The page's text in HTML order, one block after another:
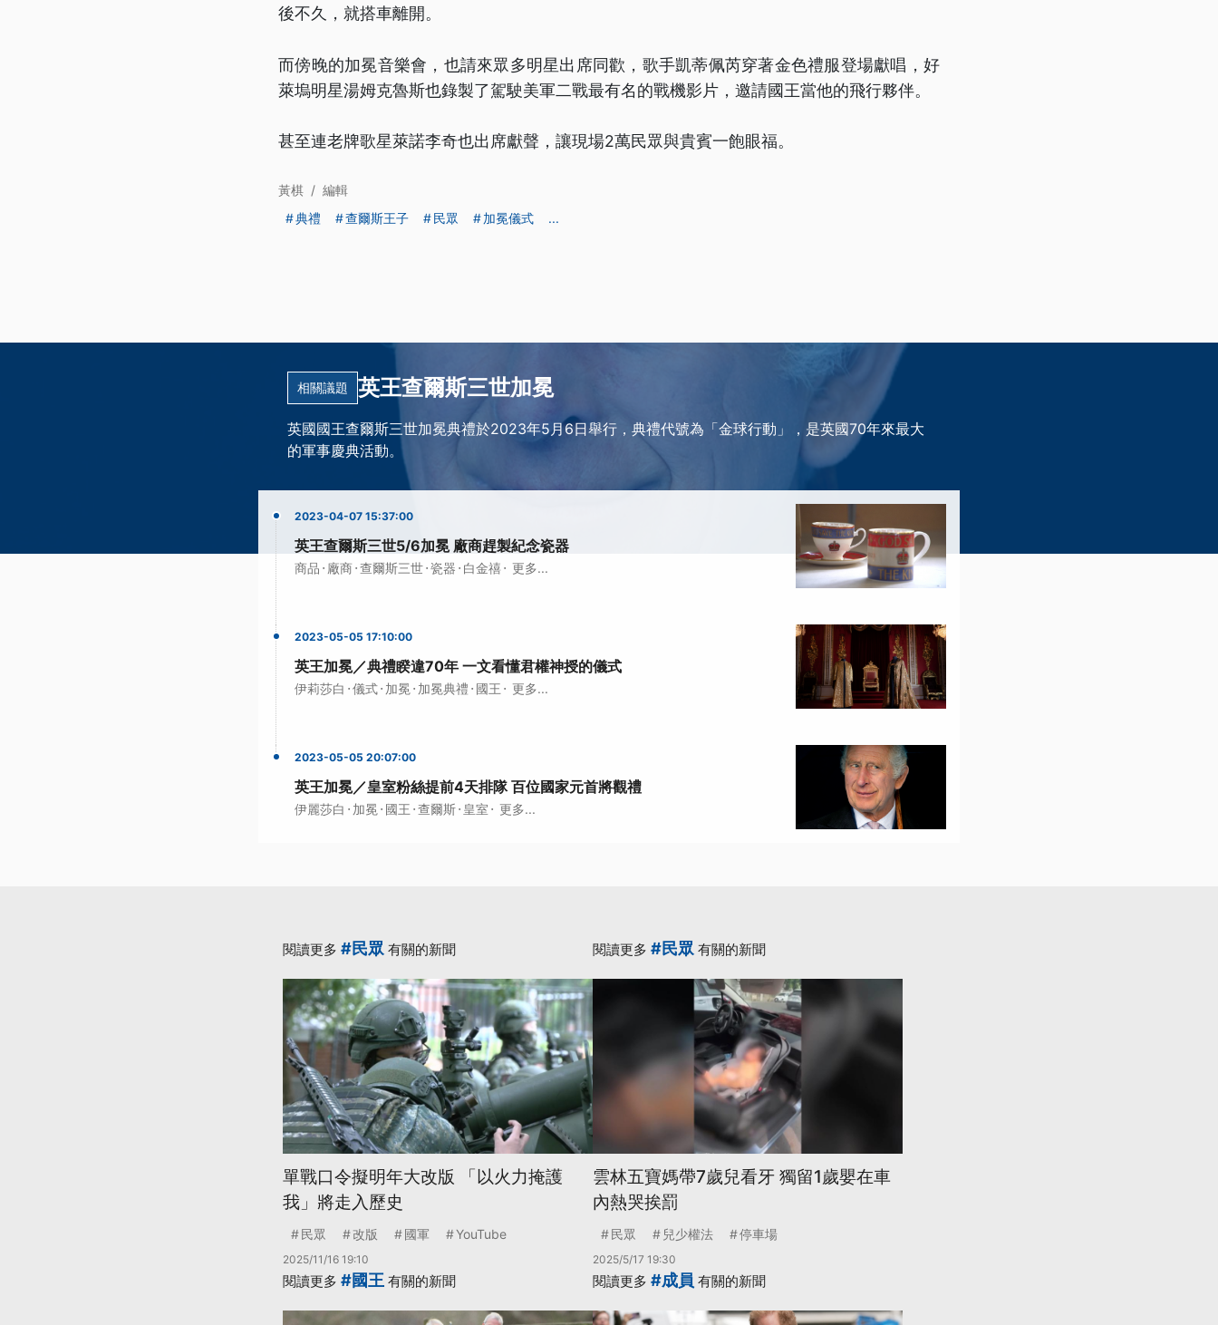
後不久，就搭車離開。
而傍晚的加冕音樂會，也請來眾多明星出席同歡，歌手凱蒂佩芮穿著金色禮服登場獻唱，好
萊塢明星湯姆克魯斯也錄製了駕駛美軍二戰最有名的戰機影片，邀請國王當他的飛行夥伴。
甚至連老牌歌星萊諾李奇也出席獻聲，讓現場2萬民眾與貴賓一飽眼福。
黃棋 / 編輯
典禮
查爾斯王子 民眾 加冕儀式 ...
相關議題 英王查爾斯三世加冕
英國國王查爾斯三世加冕典禮於2023年5月6日舉行，典禮代號為「金球行動」，是英國70年來最大
的軍事慶典活動。
2023-04-07 15:37:00
英王查爾斯三世5/6加冕 廠商趕製紀念瓷器
商品 · 廠商·查爾斯三世·瓷器 · 白金禧· 更多...
2023-05-05 17:10:00
英王加冕／典禮睽違70年 一文看懂君權神授的儀式
伊莉莎白 ·儀式· 加冕 · 加冕典禮 · 國王 · 更多...
2023-05-05 20:07:00
英王加冕／皇室粉絲提前4天排隊 百位國家元首將觀禮
伊麗莎白 · 加冕 · 國王 ·查爾斯· 皇室 · 更多...
閱讀更多 #民眾 有關的新聞
單戰口令擬明年大改版 「以火力掩護
我」將走入歷史
民眾 改版 國軍 YouTube
2025/11/16 19:10
閱讀更多 #民眾 有關的新聞
雲林五寶媽帶7歲兒看牙 獨留1歲嬰在車
內熱哭挨罰
民眾 兒少權法 停車場
2025/5/17 19:30
閱讀更多 #國王 有關的新聞 閱讀更多 #成員 有關的新聞